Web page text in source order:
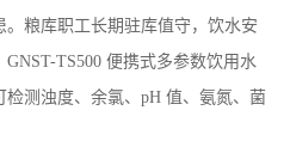
粮库职工长期驻库值守，饮水安
TS500 便携式多参数饮用水
测浊度、余氯、pH 值、氨氮、菌